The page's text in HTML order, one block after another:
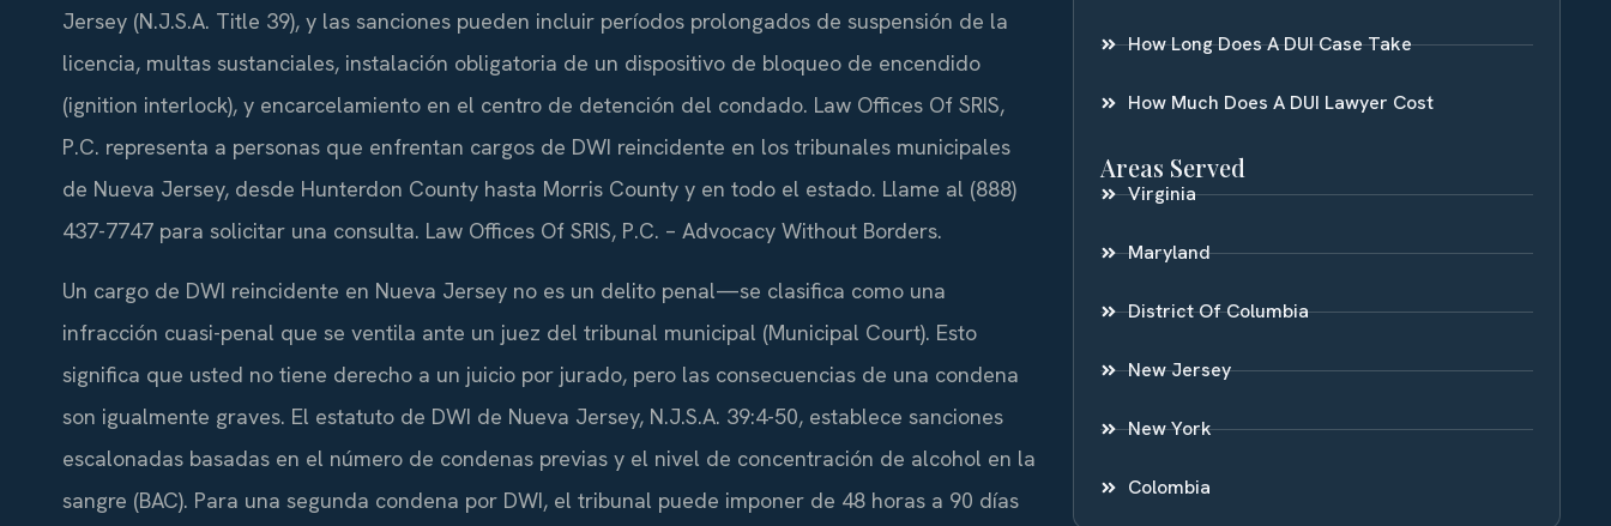
Jersey (N.J.S.A. Title 39), y las sanciones pueden incluir períodos prolongados de suspensión de la
licencia, multas sustanciales, instalación obligatoria de un dispositivo de bloqueo de encendido
(ignition interlock), y encarcelamiento en el centro de detención del condado. Law Offices Of SRIS,
P.C. representa a personas que enfrentan cargos de DWI reincidente en los tribunales municipales
de Nueva Jersey, desde Hunterdon County hasta Morris County y en todo el estado. Llame al (888)
437-7747 para solicitar una consulta. Law Offices Of SRIS, P.C. – Advocacy Without Borders.
Un cargo de DWI reincidente en Nueva Jersey no es un delito penal—se clasifica como una
infracción cuasi-penal que se ventila ante un juez del tribunal municipal (Municipal Court). Esto
significa que usted no tiene derecho a un juicio por jurado, pero las consecuencias de una condena
son igualmente graves. El estatuto de DWI de Nueva Jersey, N.J.S.A. 39:4-50, establece sanciones
escalonadas basadas en el número de condenas previas y el nivel de concentración de alcohol en la
sangre (BAC). Para una segunda condena por DWI, el tribunal puede imponer de 48 horas a 90 días
How Long Does A DUI Case Take
How Much Does A DUI Lawyer Cost
Areas Served
Virginia
Maryland
District Of Columbia
New Jersey
New York
Colombia